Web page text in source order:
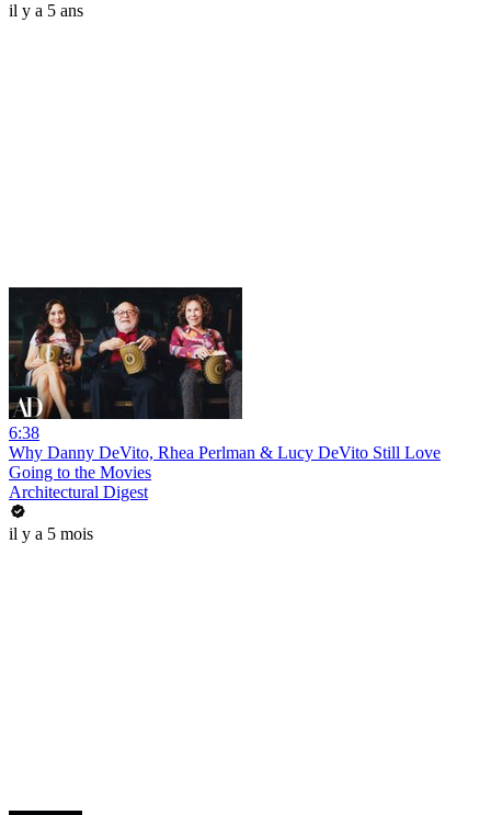
il y a 5 ans
6:38
Why Danny DeVito, Rhea Perlman & Lucy DeVito Still Love
Going to the Movies
Architectural Digest
il y a 5 mois